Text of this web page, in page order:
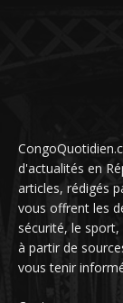
d'actualités en
articles, rédigés
vous offrent les
sécurité, le
à partir de
vous tenir